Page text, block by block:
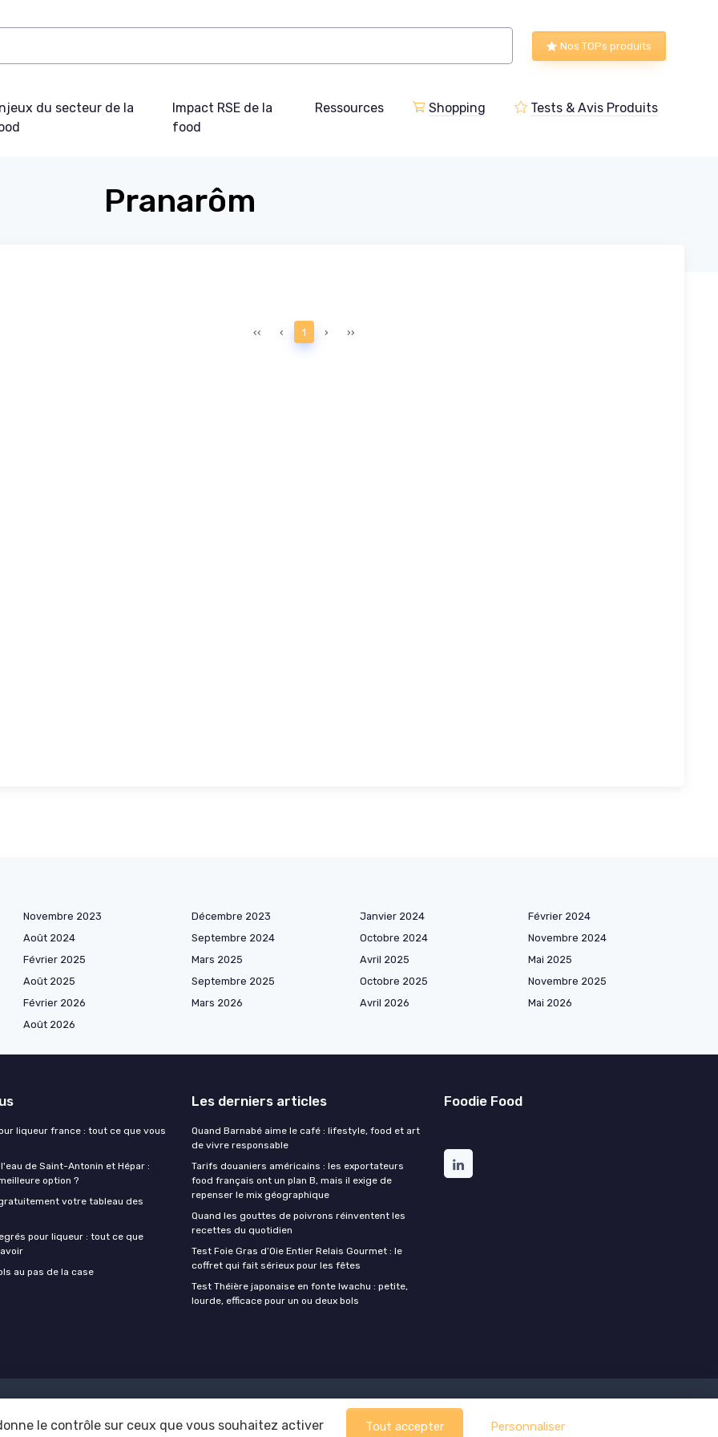
Nos TOPs produits
du secteur de la
Impact RSE de la
food
Ressources Shopping Tests & Avis Produits
Pranarôm
‹‹ ‹ 1 › ››
Novembre 2023 Décembre 2023 Janvier 2024
Février 2024
Août 2024 Septembre 2024 Octobre 2024
Novembre 2024
Février 2025 Mars 2025 Avril 2025
Mai 2025
Août 2025 Septembre 2025 Octobre 2025
Novembre 2025
Février 2026 Mars 2026 Avril 2026
Mai 2026
Août 2026
liqueur france : tout ce que vous
de Saint-Antonin et Hépar :
option ?
votre tableau des
pour liqueur : tout ce que
au pas de la case
Les derniers articles
Quand Barnabé aime le café : lifestyle, food et art
de vivre responsable
Tarifs douaniers américains : les exportateurs
food français ont un plan B, mais il exige de
repenser le mix géographique
Quand les gouttes de poivrons réinventent les
recettes du quotidien
Test Foie Gras d’Oie Entier Relais Gourmet : le
coffret qui fait sérieux pour les fêtes
Test Théière japonaise en fonte Iwachu : petite,
lourde, efficace pour un ou deux bols
Foodie Food
© Foodie Food 2026
le contrôle sur ceux que vous souhaitez activer Tout accepter Personnaliser